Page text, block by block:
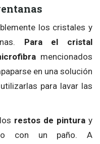
los cristales y
Para el cristal
mencionados
en una solución
para lavar las
restos de pintura y
con un paño. A